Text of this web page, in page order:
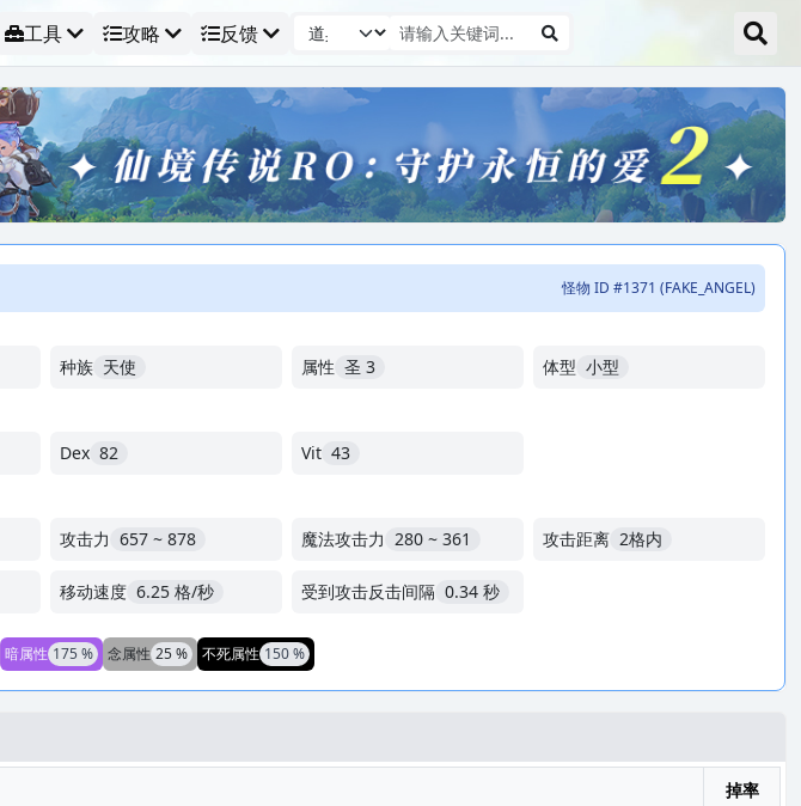
工具 攻略 反馈
怪物 ID #1371 (FAKE_ANGEL)
种族 天使 属性 圣 3 体型 小型
Dex 82 Vit 43
攻击力 657 ~ 878 魔法攻击力 280 ~ 361 攻击距离 2格内
移动速度 6.25 格/秒 受到攻击反击间隔 0.34 秒
暗属性 175 % 念属性 25 % 不死属性 150 %
掉率